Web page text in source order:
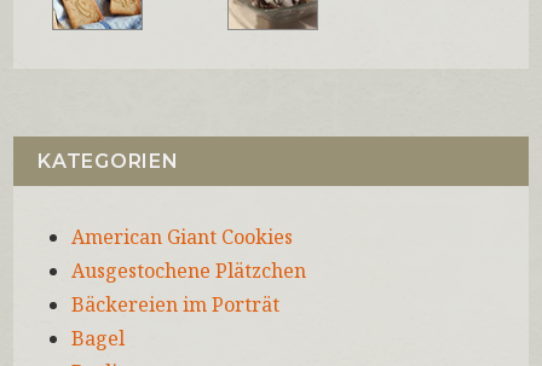
KATEGORIEN
American Giant Cookies
Ausgestochene Plätzchen
Bäckereien im Porträt
Bagel